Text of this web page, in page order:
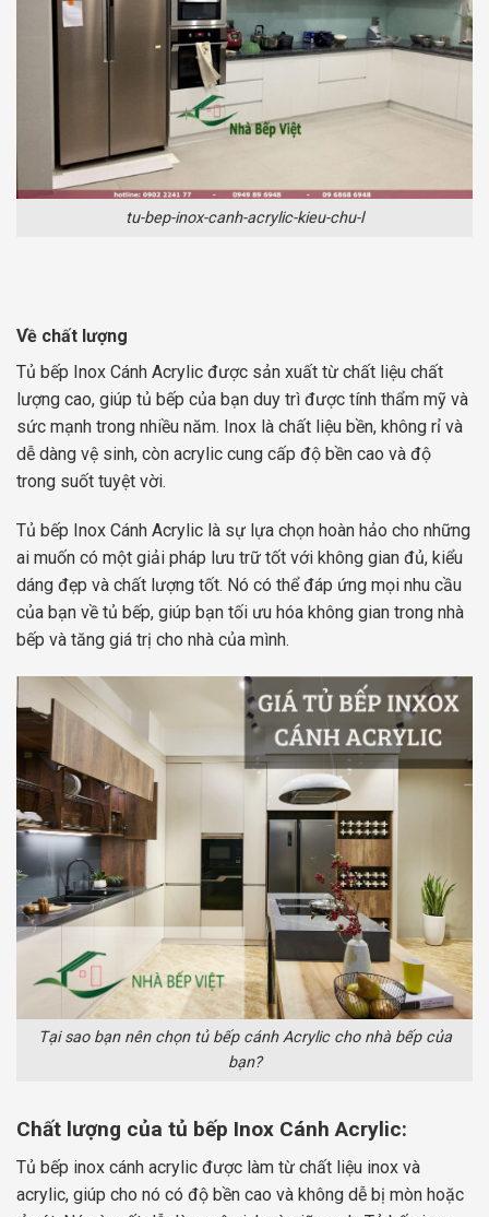
tu-bep-inox-canh-acrylic-kieu-chu-l
Về chất lượng
Tủ bếp Inox Cánh Acrylic được sản xuất từ chất liệu chất
lượng cao, giúp tủ bếp của bạn duy trì được tính thẩm mỹ và
sức mạnh trong nhiều năm. Inox là chất liệu bền, không rỉ và
dễ dàng vệ sinh, còn acrylic cung cấp độ bền cao và độ
trong suốt tuyệt vời.
Tủ bếp Inox Cánh Acrylic là sự lựa chọn hoàn hảo cho những
ai muốn có một giải pháp lưu trữ tốt với không gian đủ, kiểu
dáng đẹp và chất lượng tốt. Nó có thể đáp ứng mọi nhu cầu
của bạn về tủ bếp, giúp bạn tối ưu hóa không gian trong nhà
bếp và tăng giá trị cho nhà của mình.
Tại sao bạn nên chọn tủ bếp cánh Acrylic cho nhà bếp của
bạn?
Chất lượng của tủ bếp Inox Cánh Acrylic:
Tủ bếp inox cánh acrylic được làm từ chất liệu inox và
acrylic, giúp cho nó có độ bền cao và không dễ bị mòn hoặc